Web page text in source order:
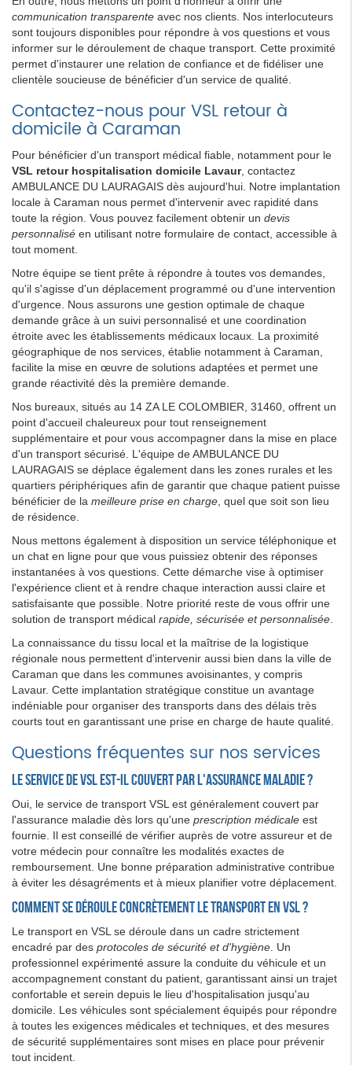
communication transparente avec nos clients. Nos interlocuteurs
sont toujours disponibles pour répondre à vos questions et vous
informer sur le déroulement de chaque transport. Cette proximité
permet d'instaurer une relation de confiance et de fidéliser une
clientèle soucieuse de bénéficier d'un service de qualité.
Contactez-nous pour VSL retour à
domicile à Caraman
Pour bénéficier d'un transport médical fiable, notamment pour le
VSL retour hospitalisation domicile Lavaur, contactez
AMBULANCE DU LAURAGAIS dès aujourd'hui. Notre implantation
locale à Caraman nous permet d'intervenir avec rapidité dans
toute la région. Vous pouvez facilement obtenir un devis
personnalisé en utilisant notre formulaire de contact, accessible à
tout moment.
Notre équipe se tient prête à répondre à toutes vos demandes,
qu'il s'agisse d'un déplacement programmé ou d'une intervention
d'urgence. Nous assurons une gestion optimale de chaque
demande grâce à un suivi personnalisé et une coordination
étroite avec les établissements médicaux locaux. La proximité
géographique de nos services, établie notamment à Caraman,
facilite la mise en œuvre de solutions adaptées et permet une
grande réactivité dès la première demande.
Nos bureaux, situés au 14 ZA LE COLOMBIER, 31460, offrent un
point d'accueil chaleureux pour tout renseignement
supplémentaire et pour vous accompagner dans la mise en place
d'un transport sécurisé. L'équipe de AMBULANCE DU
LAURAGAIS se déplace également dans les zones rurales et les
quartiers périphériques afin de garantir que chaque patient puisse
bénéficier de la meilleure prise en charge, quel que soit son lieu
de résidence.
Nous mettons également à disposition un service téléphonique et
un chat en ligne pour que vous puissiez obtenir des réponses
instantanées à vos questions. Cette démarche vise à optimiser
l'expérience client et à rendre chaque interaction aussi claire et
satisfaisante que possible. Notre priorité reste de vous offrir une
solution de transport médical rapide, sécurisée et personnalisée.
La connaissance du tissu local et la maîtrise de la logistique
régionale nous permettent d'intervenir aussi bien dans la ville de
Caraman que dans les communes avoisinantes, y compris
Lavaur. Cette implantation stratégique constitue un avantage
indéniable pour organiser des transports dans des délais très
courts tout en garantissant une prise en charge de haute qualité.
Questions fréquentes sur nos services
Le service de VSL est-il couvert par l'assurance maladie ?
Oui, le service de transport VSL est généralement couvert par
l'assurance maladie dès lors qu'une prescription médicale est
fournie. Il est conseillé de vérifier auprès de votre assureur et de
votre médecin pour connaître les modalités exactes de
remboursement. Une bonne préparation administrative contribue
à éviter les désagréments et à mieux planifier votre déplacement.
Comment se déroule concrètement le transport en VSL ?
Le transport en VSL se déroule dans un cadre strictement
encadré par des protocoles de sécurité et d'hygiène. Un
professionnel expérimenté assure la conduite du véhicule et un
accompagnement constant du patient, garantissant ainsi un trajet
confortable et serein depuis le lieu d'hospitalisation jusqu'au
domicile. Les véhicules sont spécialement équipés pour répondre
à toutes les exigences médicales et techniques, et des mesures
de sécurité supplémentaires sont mises en place pour prévenir
tout incident.